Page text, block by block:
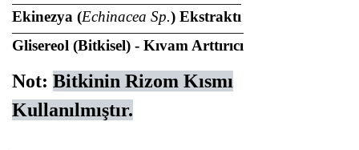
Ekinezya (Echinacea Sp.) Ekstraktı
Glisereol (Bitkisel) - Kıvam Arttırıcı
Not: Bitkinin Rizom Kısmı
Kullanılmıştır.